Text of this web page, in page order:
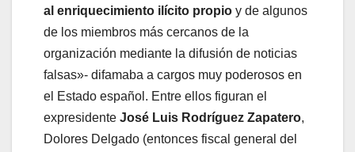
al enriquecimiento ilícito propio y de algunos
de los miembros más cercanos de la
organización mediante la difusión de noticias
falsas»- difamaba a cargos muy poderosos en
el Estado español. Entre ellos figuran el
expresidente José Luis Rodríguez Zapatero,
Dolores Delgado (entonces fiscal general del